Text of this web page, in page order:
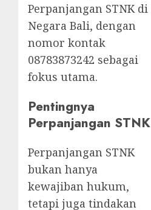
Perpanjangan STNK di
Negara Bali, dengan
nomor kontak
08783873242 sebagai
fokus utama.
Pentingnya
Perpanjangan STNK
Perpanjangan STNK
bukan hanya
kewajiban hukum,
tetapi juga tindakan